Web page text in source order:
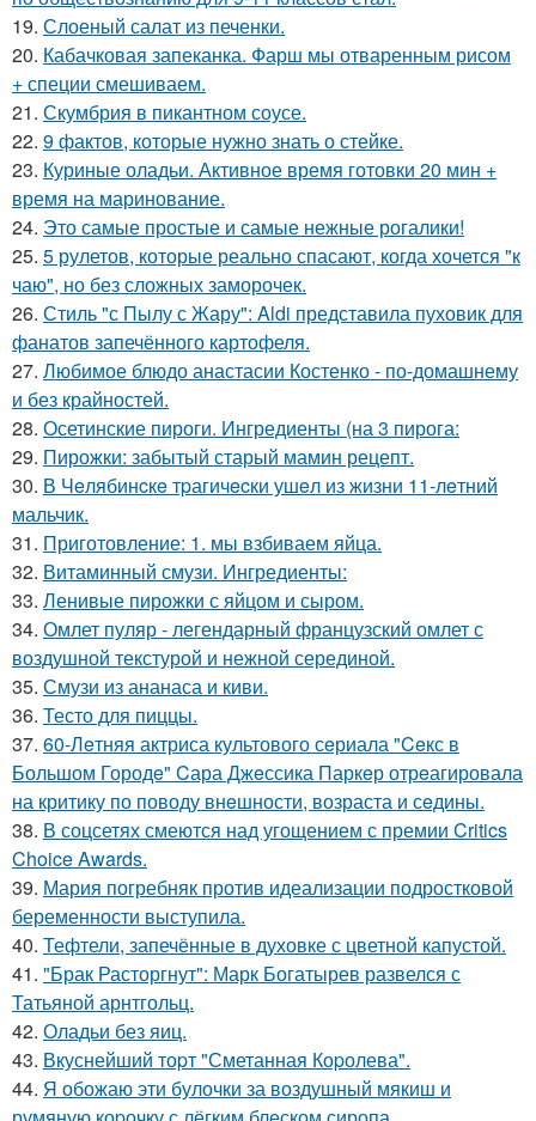
19. Слоеный салат из печенки.
20. Кабачковая запеканка. Фарш мы отваренным рисом
+ специи смешиваем.
21. Скумбрия в пикантном соусе.
22. 9 фактов, которые нужно знать о стейке.
23. Куриные оладьи. Активное время готовки 20 мин +
время на маринование.
24. Это самые простые и самые нежные рогалики!
25. 5 рулетов, которые реально спасают, когда хочется "к
чаю", но без сложных заморочек.
26. Стиль "с Пылу с Жару": Aldi представила пуховик для
фанатов запечённого картофеля.
27. Любимое блюдо анастасии Костенко - по-домашнему
и без крайностей.
28. Осетинские пироги. Ингредиенты (на 3 пирога:
29. Пирожки: забытый старый мамин рецепт.
30. В Чeлябинcкe тpагичecки ушeл из жизни 11-лeтний
мальчик.
31. Приготовление: 1. мы взбиваем яйца.
32. Витаминный смузи. Ингредиенты:
33. Ленивые пирожки с яйцом и сыром.
34. Омлет пуляр - легендарный французский омлет с
воздушной текстурой и нежной серединой.
35. Смузи из ананаса и киви.
36. Тесто для пиццы.
37. 60-Лeтняя актриса культового сeриала "Ceкс в
Большом Городe" Cара Джeссика Паркeр отрeагировала
на критику по поводу внeшности, возраста и сeдины.
38. В соцсетях смеются над угощением с премии Critics
Choice Awards.
39. Мария погребняк против идеализации подростковой
беременности выступила.
40. Тефтели, запечённые в духовке с цветной капустой.
41. "Брак Расторгнут": Марк Богатырев развелся с
Татьяной арнтгольц.
42. Оладьи без яиц.
43. Вкуснейший тоpт "Сметанная Коpолева".
44. Я обожаю эти булочки за воздушный мякиш и